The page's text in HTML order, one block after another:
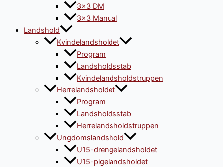
3×3 DM
3×3 Manual
Landshold
Kvindelandsholdet
Program
Landsholdsstab
Kvindelandsholdstruppen
Herrelandsholdet
Program
Landsholdsstab
Herrelandsholdstruppen
Ungdomslandshold
U15-drengelandsholdet
U15-pigelandsholdet